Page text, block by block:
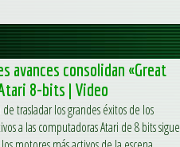
avances consolidan «Great
8-bits | Video
trasladar los grandes éxitos de los
a las computadoras Atari de 8 bits sigue